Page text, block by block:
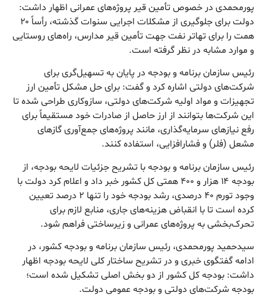
پورمحمدی در خصوص تأمین قیر پروژه‌های عمرانی اظهار داشت:
دولت برای جلوگیری از مشکلات اجرایی سنوات گذشته، رأساً ۲۰
همت را برای تهاتر نفت جهت تأمین قیر مدارس، راه‌های روستایی
و موارد مشابه در نظر گرفته است.
رئیس سازمان برنامه و بودجه در پایان به تسهیل‌گری برای
شرکت‌های دولتی اشاره کرد و گفت: برای حل مشکل تأمین ارز
تجهیزات و مواد اولیه شرکت‌های دولتی، سازوکاری طراحی شده تا
این شرکت‌ها بتوانند از ارز حاصل از صادرات خود مستقیماً برای
رفع نیازهای سرمایه‌گذاری، مانند پروژه‌های جمع‌آوری گازهای
مشعل (فلر) و فشارافزایی، استفاده کنند.
رئیس سازمان برنامه و بودجه با تشریح جزئیات لایحه بودجه، از
بودجه ۱۴ هزار و ۴۰۰ همتی کل کشور خبر داد و اعلام کرد دولت با
وجود تورم ۴۰ درصدی، رشد بودجه خود را تنها ۲ درصد تعیین
کرده است تا با انقباض هزینه‌های جاری، منابع لازم برای
تحرک‌بخشی به پروژه‌های عمرانی و زیرساختی فراهم شود.
سیدحمید پورمحمدی، رئیس سازمان برنامه و بودجه کشور، در
ادامه گفتگوی خبری و در تشریح ساختار کلی لایحه بودجه اظهار
داشت: بودجه کل کشور از دو بخش اصلی تشکیل شده است؛
بودجه شرکت‌های دولتی و بودجه عمومی دولت.